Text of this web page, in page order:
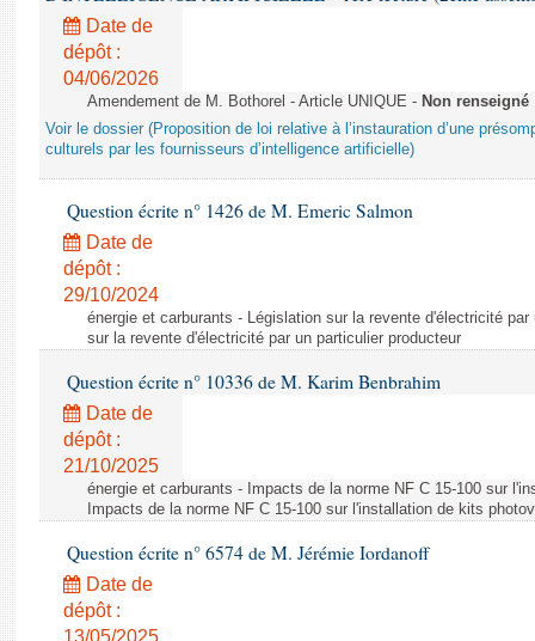
Date de
dépôt :
04/06/2026
Amendement de M. Bothorel - Article UNIQUE - Non renseigné
Voir le dossier (Proposition de loi relative à l’instauration d’une
culturels par les fournisseurs d’intelligence artificielle)
Question écrite n° 1426 de M. Emeric Salmon
Date de
dépôt :
29/10/2024
énergie et carburants - Législation sur la revente d'électricité
sur la revente d'électricité par un particulier producteur
Question écrite n° 10336 de M. Karim Benbrahim
Date de
dépôt :
21/10/2025
énergie et carburants - Impacts de la norme NF C 15-100 sur
Impacts de la norme NF C 15-100 sur l'installation de kits
Question écrite n° 6574 de M. Jérémie Iordanoff
Date de
dépôt :
13/05/2025